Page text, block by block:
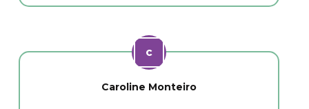
Caroline Monteiro